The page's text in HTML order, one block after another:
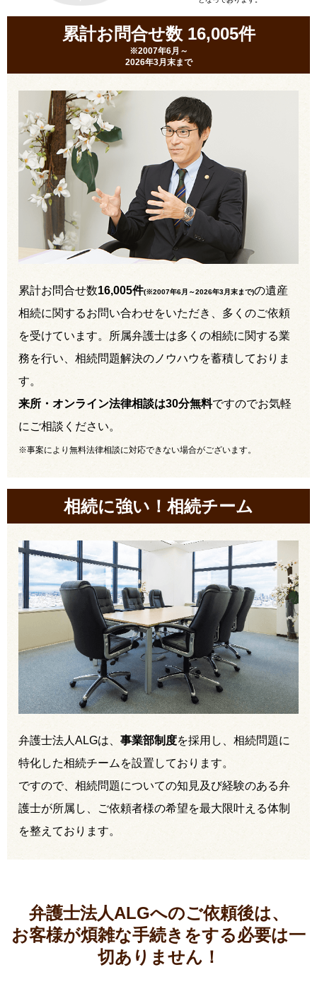
累計お問合せ数 16,005件
※2007年6月～
2026年3月末まで
累計お問合せ数16,005件(※2007年6月～2026年3月末まで)の遺産
相続に関するお問い合わせをいただき、多くのご依頼
を受けています。所属弁護士は多くの相続に関する業
務を行い、相続問題解決のノウハウを蓄積しておりま
す。
来所・オンライン法律相談は30分無料ですのでお気軽
にご相談ください。
※事案により無料法律相談に対応できない場合がございます。
相続に強い！相続チーム
弁護士法人ALGは、 事業部制度を採用し、相続問題に
特化した相続チームを設置しております。
ですので、相続問題についての知見及び経験のある弁
護士が所属し、ご依頼者様の希望を最大限叶える体制
を整えております。
弁護士法人ALGへのご依頼後は、
お客様が煩雑な手続きをする必要は一
切ありません！